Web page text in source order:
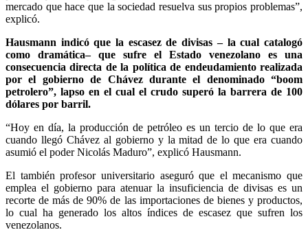
mercado que hace que la sociedad resuelva sus propios problemas”,
explicó.
Hausmann indicó que la escasez de divisas – la cual catalogó
como dramática– que sufre el Estado venezolano es una
consecuencia directa de la política de endeudamiento realizada
por el gobierno de Chávez durante el denominado “boom
petrolero”, lapso en el cual el crudo superó la barrera de 100
dólares por barril.
“Hoy en día, la producción de petróleo es un tercio de lo que era
cuando llegó Chávez al gobierno y la mitad de lo que era cuando
asumió el poder Nicolás Maduro”, explicó Hausmann.
El también profesor universitario aseguró que el mecanismo que
emplea el gobierno para atenuar la insuficiencia de divisas es un
recorte de más de 90% de las importaciones de bienes y productos,
lo cual ha generado los altos índices de escasez que sufren los
venezolanos.